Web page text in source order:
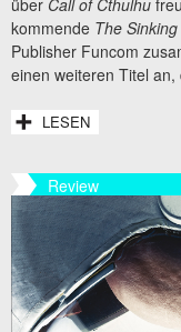
über Call of Cthulhu
kommende The
Publisher Funcom
einen weiteren Titel an,
LESEN
Review